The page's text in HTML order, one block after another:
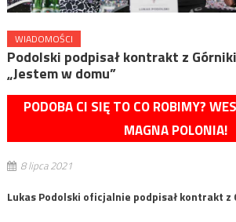
WIADOMOŚCI
Podolski podpisał kontrakt z
„Jestem w domu”
PODOBA CI SIĘ TO CO ROBIMY?
MAGNA POLONIA!
8 lipca 2021
Lukas Podolski oficjalnie podpisał kontrakt z